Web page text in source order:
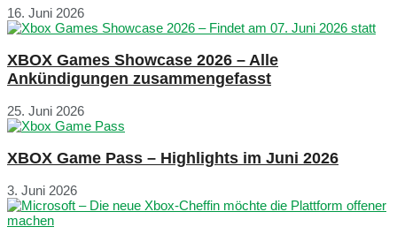
16. Juni 2026
XBOX Games Showcase 2026 – Alle
Ankündigungen zusammengefasst
25. Juni 2026
XBOX Game Pass – Highlights im Juni 2026
3. Juni 2026